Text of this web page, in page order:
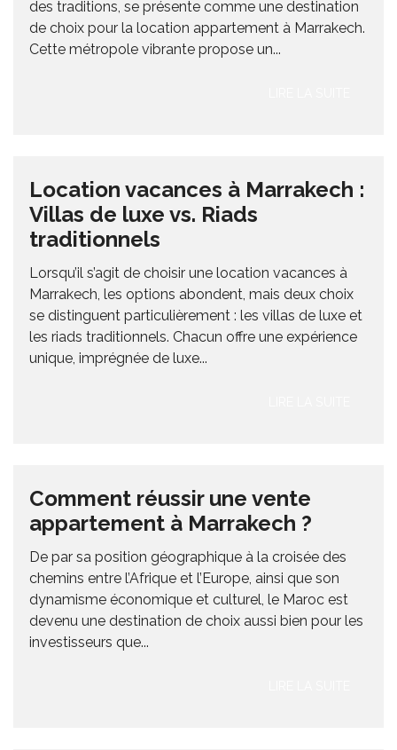
des traditions, se présente comme une destination
de choix pour la location appartement à Marrakech.
Cette métropole vibrante propose un...
Location vacances à Marrakech :
Villas de luxe vs. Riads
traditionnels
Lorsqu’il s’agit de choisir une location vacances à
Marrakech, les options abondent, mais deux choix
se distinguent particulièrement : les villas de luxe et
les riads traditionnels. Chacun offre une expérience
unique, imprégnée de luxe...
Comment réussir une vente
appartement à Marrakech ?
De par sa position géographique à la croisée des
chemins entre l’Afrique et l’Europe, ainsi que son
dynamisme économique et culturel, le Maroc est
devenu une destination de choix aussi bien pour les
investisseurs que...